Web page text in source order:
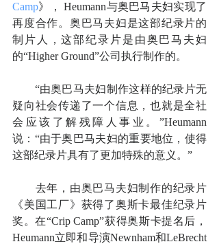
Camp》， Heumann与奥巴马夫妇实现了
再度合作。奥巴马夫妇是这部纪录片的
制片人，这部纪录片是由奥巴马夫妇
的“Higher Ground”公司执行制作的。
“由奥巴马夫妇制作这样的纪录片无
疑向社会传递了一个信息，也就是全社
会应该了解残障人事业。”Heumann
说：“由于奥巴马夫妇的重要地位，使得
这部纪录片具有了更加特殊的意义。”
去年，由奥巴马夫妇制作的纪录片
《美国工厂》获得了奥斯卡最佳纪录片
奖。在“Crip Camp”获得奥斯卡提名后，
Heumann立即和导演Newnham和LeBrecht